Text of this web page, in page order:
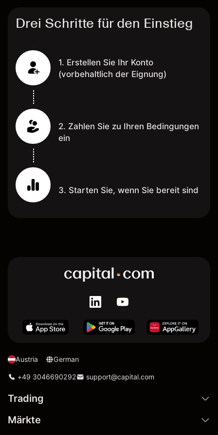
Drei Schritte für den Einstieg
1. Erstellen Sie Ihr Konto
(vorbehaltlich der Eignung)
2. Zahlen Sie zu Ihren Bedingungen
ein
3. Starten Sie, wenn Sie bereit sind
Austria German
+49 3046690292 support@capital.com
Trading
Märkte